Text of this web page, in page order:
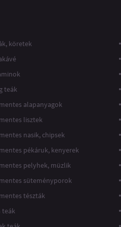
köretek
teák
alapanyagok
lisztek
nasik, chipsek
pékáruk, kenyerek
pelyhek, müzlik
süteményporok
tészták
teák